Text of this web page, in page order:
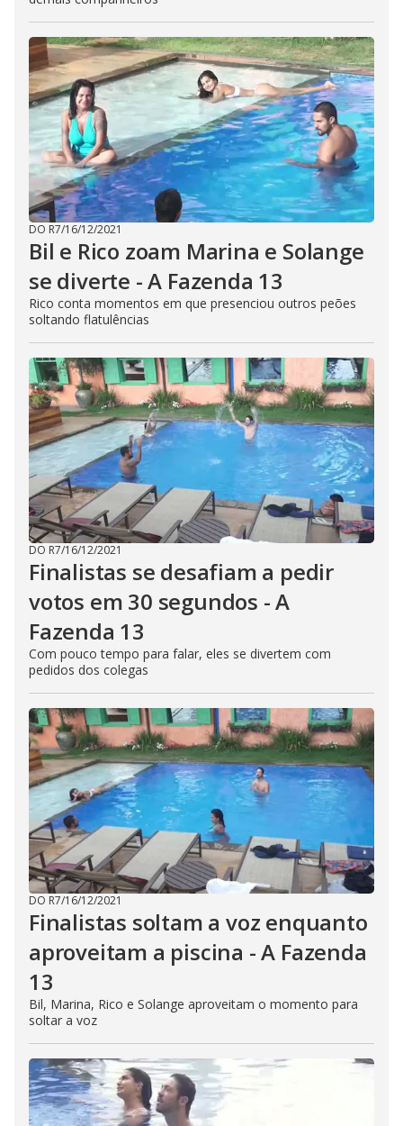
DO R7/16/12/2021
Bil e Rico zoam Marina e Solange
se diverte - A Fazenda 13
Rico conta momentos em que presenciou outros peões
soltando flatulências
DO R7/16/12/2021
Finalistas se desafiam a pedir
votos em 30 segundos - A
Fazenda 13
Com pouco tempo para falar, eles se divertem com
pedidos dos colegas
DO R7/16/12/2021
Finalistas soltam a voz enquanto
aproveitam a piscina - A Fazenda
13
Bil, Marina, Rico e Solange aproveitam o momento para
soltar a voz